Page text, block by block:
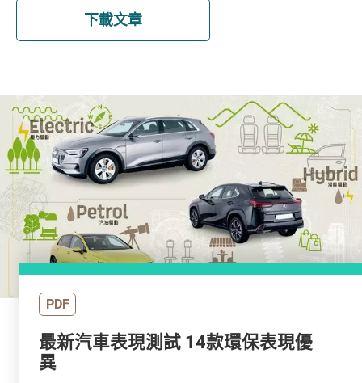
下載文章
PDF
最新汽車表現測試 14款環保表現優
異